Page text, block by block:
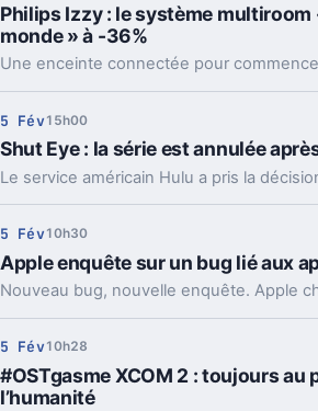
Philips Izzy : le système multiroom
monde » à -36%
5 Fév15h00
Shut Eye : la série est annulée
5 Fév10h30
Apple enquête sur un bug lié aux
5 Fév10h28
#OSTgasme XCOM 2 : toujours au
l’humanité